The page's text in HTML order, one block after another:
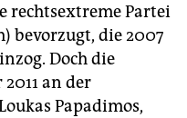
rechtsextreme Partei
bevorzugt, die 2007
Doch die
an der
Papadimos,